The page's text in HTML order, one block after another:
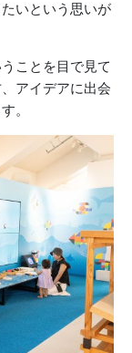
いという思いが
ことを目で見て
アイデアに出会
。